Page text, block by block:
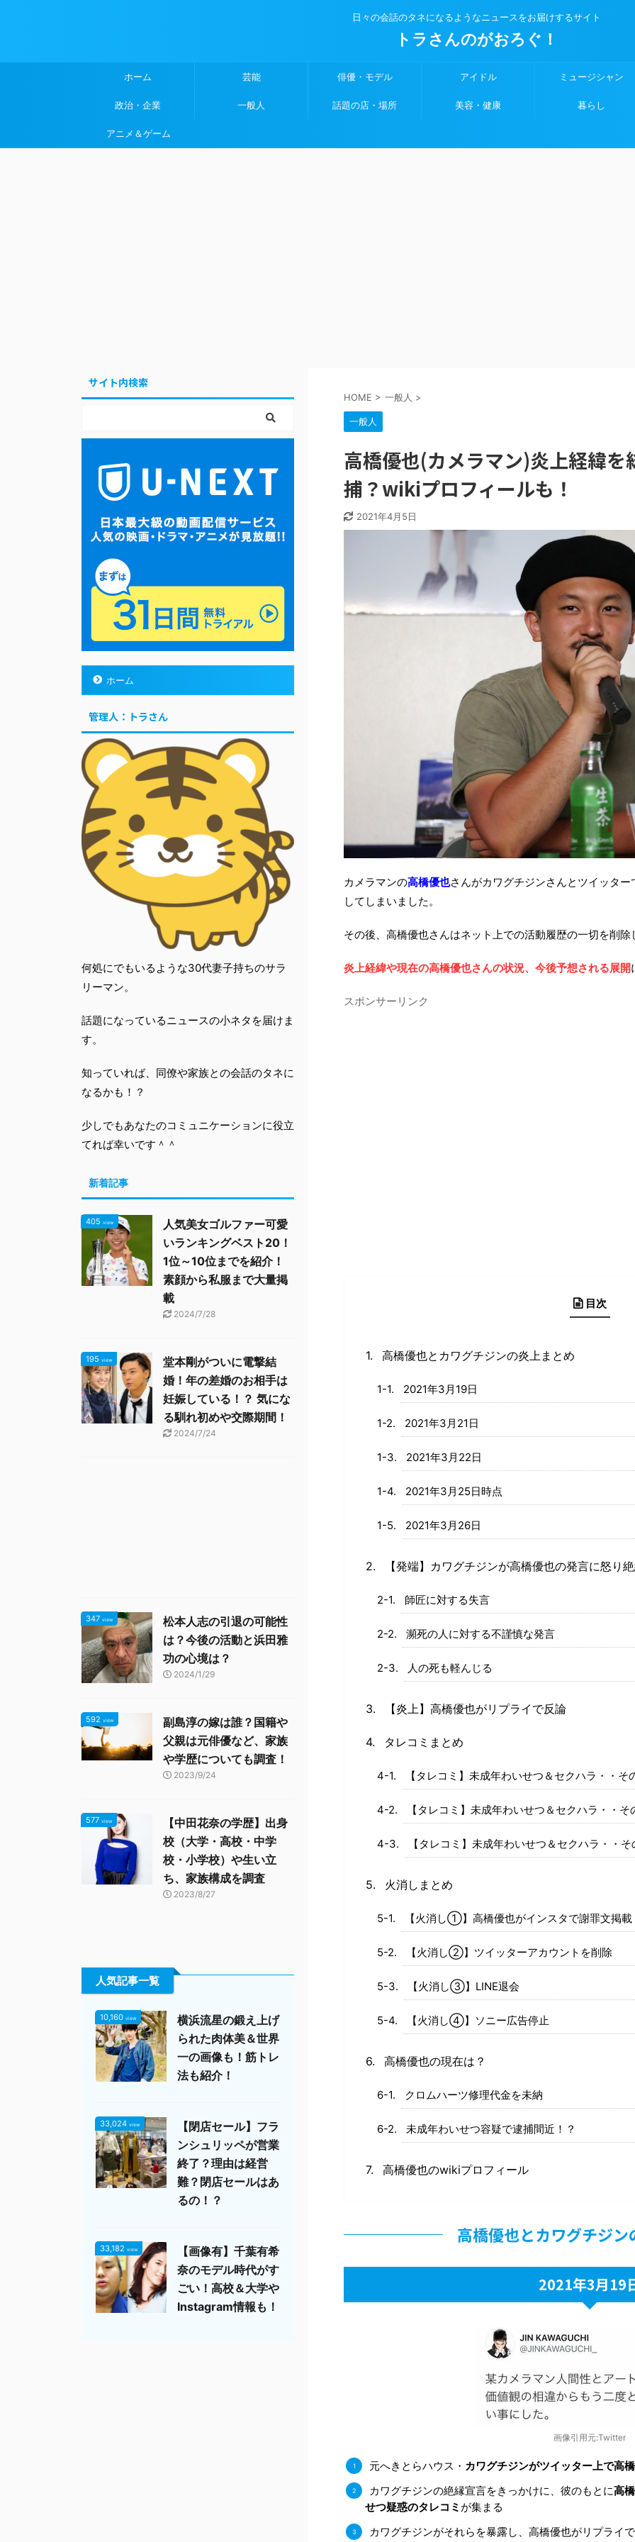
日々の会話のタネになるようなニュースをお届けするサイト
トラさんのがおろぐ！
ホーム 芸能 俳優・モデル アイドル ミュージシャン
政治・企業 一般人 話題の店・場所 美容・健康 暮らし
アニメ＆ゲーム
HOME > 一般人 >
一般人
高橋優也(カメラマン)炎上経緯を
捕？wikiプロフィールも！
2021年4月5日
カメラマンの高橋優也さんがカワグチジンさんとツイッタ
してしまいました。
その後、高橋優也さんはネット上での活動履歴の一切を削
炎上経緯や現在の高橋優也さんの状況、今後予想される展開
スポンサーリンク
目次
高橋優也とカワグチジンの炎上まとめ
2021年3月19日
2021年3月21日
2021年3月22日
2021年3月25日時点
2021年3月26日
【発端】カワグチジンが高橋優也の発言に怒り
師匠に対する失言
瀕死の人に対する不謹慎な発言
人の死も軽んじる
【炎上】高橋優也がリプライで反論
タレコミまとめ
【タレコミ】未成年わいせつ＆セクハラ・・
【タレコミ】未成年わいせつ＆セクハラ・・
【タレコミ】未成年わいせつ＆セクハラ・・
火消しまとめ
【火消し①】高橋優也がインスタで謝罪文掲載
【火消し②】ツイッターアカウントを削除
【火消し③】LINE退会
【火消し④】ソニー広告停止
高橋優也の現在は？
クロムハーツ修理代金を未納
未成年わいせつ容疑で逮捕間近！？
高橋優也のwikiプロフィール
高橋優也とカワグチジ
2021年3月19
画像引用元:Twitter
元へきとらハウス・ カワグチジンがツイッター上で高
カワグチジンの絶縁宣言をきっかけに、彼のもとに高
せつ疑惑のタレコミ が集まる
カワグチジンがそれらを暴露し、高橋優也がリプライ
サイト内検索
ホーム
管理人：トラさん
何処にでもいるような30代妻子持ちのサラ
リーマン。
話題になっているニュースの小ネタを届けま
す。
知っていれば、同僚や家族との会話のタネに
なるかも！？
少しでもあなたのコミュニケーションに役立
てれば幸いです＾＾
新着記事
405 view
人気美女ゴルファー可愛
いランキングベスト20！
1位～10位までを紹介！
素顔から私服まで大量掲
載
2024/7/28
195 view
堂本剛がついに電撃結
婚！年の差婚のお相手は
妊娠している！？ 気にな
る馴れ初めや交際期間！
2024/7/24
347 view
松本人志の引退の可能性
は？今後の活動と浜田雅
功の心境は？
2024/1/29
592 view
副島淳の嫁は誰？国籍や
父親は元俳優など、家族
や学歴についても調査！
2023/9/24
577 view
【中田花奈の学歴】出身
校（大学・高校・中学
校・小学校）や生い立
ち、家族構成を調査
2023/8/27
人気記事一覧
10,160 view
横浜流星の鍛え上げ
られた肉体美＆世界
一の画像も！筋トレ
法も紹介！
33,024 view
【閉店セール】フラ
ンシュリッペが営業
終了？理由は経営
難？閉店セールはあ
るの！？
33,182 view
【画像有】千葉有希
奈のモデル時代がす
ごい！高校＆大学や
Instagram情報も！